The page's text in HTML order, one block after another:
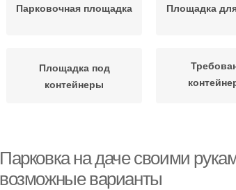
Парковочная площадка Площадка
Площадка под
контейнеры
Парковка на даче своими
возможные варианты